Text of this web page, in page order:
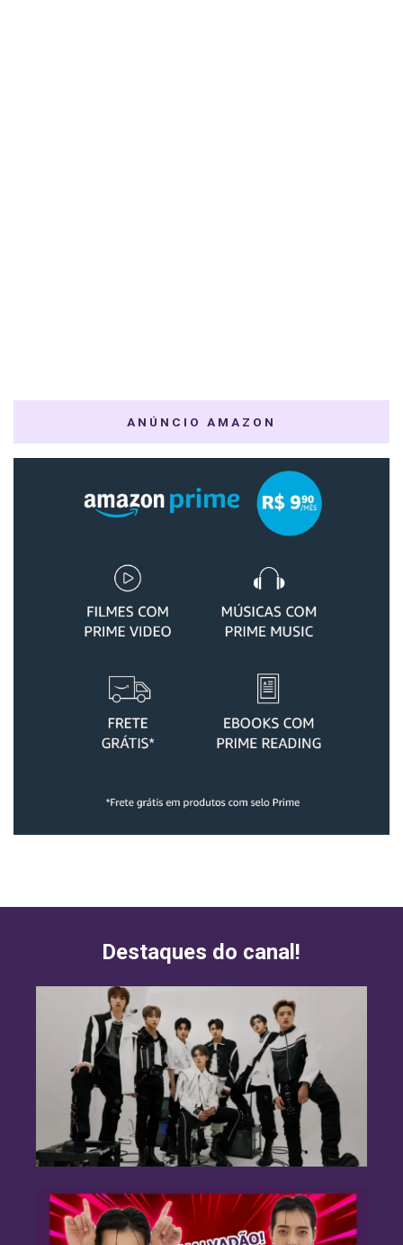
ANÚNCIO AMAZON
Destaques do canal!